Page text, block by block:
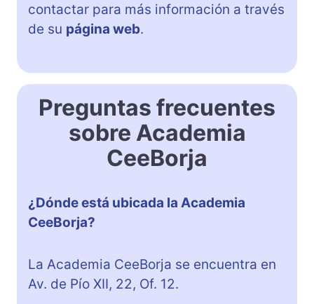
contactar para más información a través
de su página web.
Preguntas frecuentes
sobre Academia
CeeBorja
¿Dónde está ubicada la Academia
CeeBorja?
La Academia CeeBorja se encuentra en
Av. de Pío XII, 22, Of. 12.